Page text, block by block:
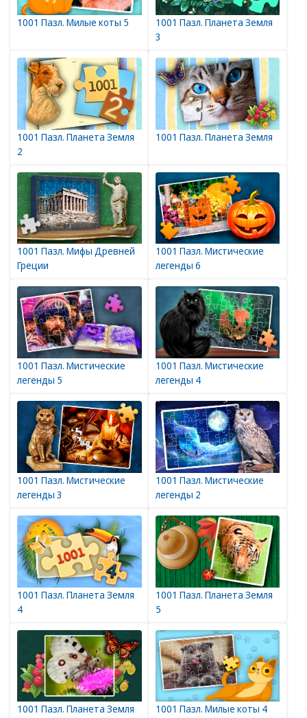
1001 Пазл. Милые коты 5
1001 Пазл. Планета Земля
3
1001 Пазл. Планета Земля
2
1001 Пазл. Планета Земля
1001 Пазл. Мифы Древней
Греции
1001 Пазл. Мистические
легенды 6
1001 Пазл. Мистические
легенды 5
1001 Пазл. Мистические
легенды 4
1001 Пазл. Мистические
легенды 3
1001 Пазл. Мистические
легенды 2
1001 Пазл. Планета Земля
4
1001 Пазл. Планета Земля
5
1001 Пазл. Планета Земля
1001 Пазл. Милые коты 4